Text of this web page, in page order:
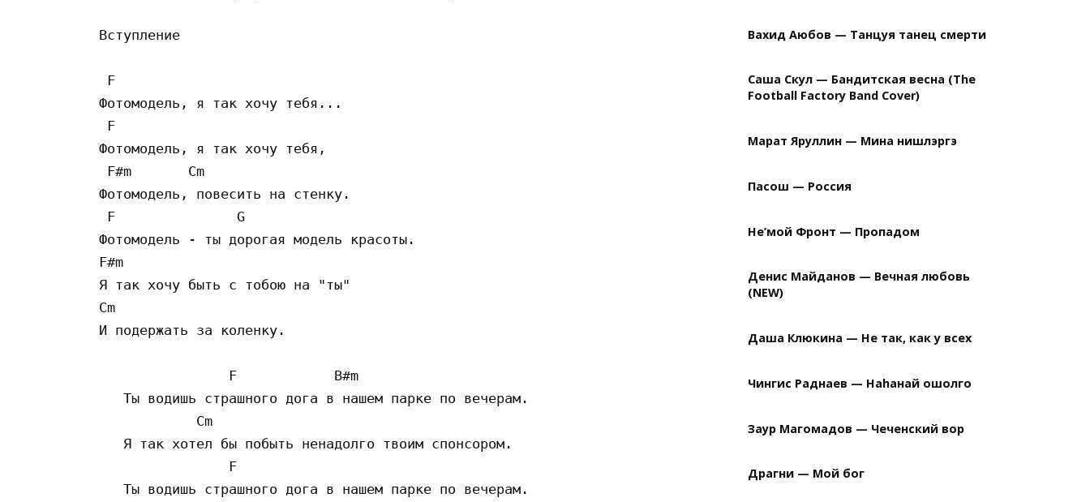
Вступление
F
Фотомодель, я так хочу тебя...
F
Фотомодель, я так хочу тебя,
F#m       Cm
Фотомодель, повесить на стенку.
F               G
Фотомодель - ты дорогая модель красоты.
F#m
Я так хочу быть с тобою на "ты"
Cm
И подержать за коленку.
                F            B#m
   Ты водишь страшного дога в нашем парке по вечерам.
            Cm
   Я так хотел бы побыть ненадолго твоим спонсором.
                F
   Ты водишь страшного дога в нашем парке по вечерам.
Вахид Аюбов — Танцуя танец смерти
Саша Скул — Бандитская весна (The
Football Factory Band Cover)
Марат Яруллин — Мина нишлэргэ
Пасош — Россия
Не’мой Фронт — Пропадом
Денис Майданов — Вечная любовь
(NEW)
Даша Клюкина — Не так, как у всех
Чингис Раднаев — Наhанай ошолго
Заур Магомадов — Чеченский вор
Драгни — Мой бог